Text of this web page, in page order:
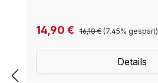
Verkaufspreis:
14,90 € Regulärer Preis:
16,10 € (7.45% gespart)
Details